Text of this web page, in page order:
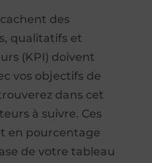
des
qualitatifs et
(KPI) doivent
vos objectifs de
dans cet
à suivre. Ces
en pourcentage
de votre tableau